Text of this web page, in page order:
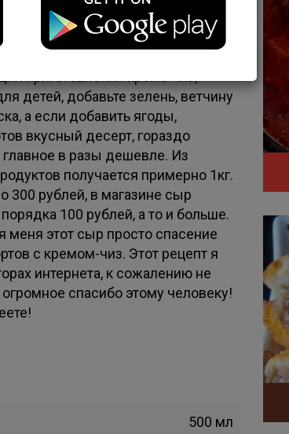
детей, добавьте зелень, ветчину
а если добавить ягоды,
вкусный десерт, гораздо
главное в разы дешевле. Из
получается примерно 1кг.
300 рублей, в магазине сыр
100 рублей, а то и больше.
меня этот сыр просто спасение
с кремом-чиз. Этот рецепт я
интернета, к сожалению не
спасибо этому человеку!
500 мл